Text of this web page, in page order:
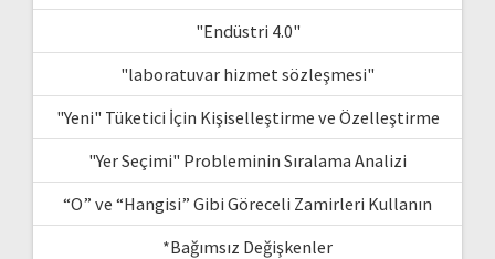
"Endüstri 4.0"
"laboratuvar hizmet sözleşmesi"
"Yeni" Tüketici İçin Kişiselleştirme ve Özelleştirme
"Yer Seçimi" Probleminin Sıralama Analizi
“O” ve “Hangisi” Gibi Göreceli Zamirleri Kullanın
*Bağımsız Değişkenler